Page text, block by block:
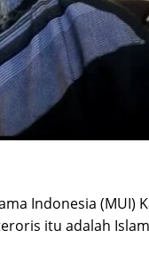
Indonesia (MUI)
itu adalah